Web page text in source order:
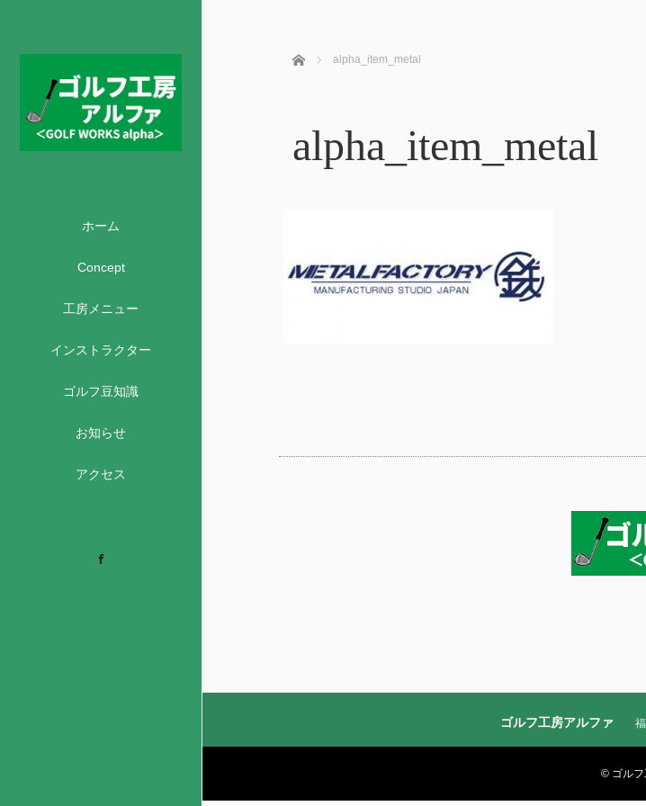
ホーム
Concept
工房メニュー
インストラクター
ゴルフ豆知識
お知らせ
アクセス
ホーム alpha_item_metal
alpha_item_metal
ゴルフ工房アルファ
© ゴルフ